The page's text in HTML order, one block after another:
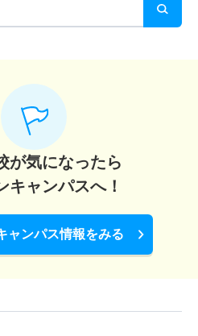
が気になったら
キャンパスへ！
ャンパス情報をみる